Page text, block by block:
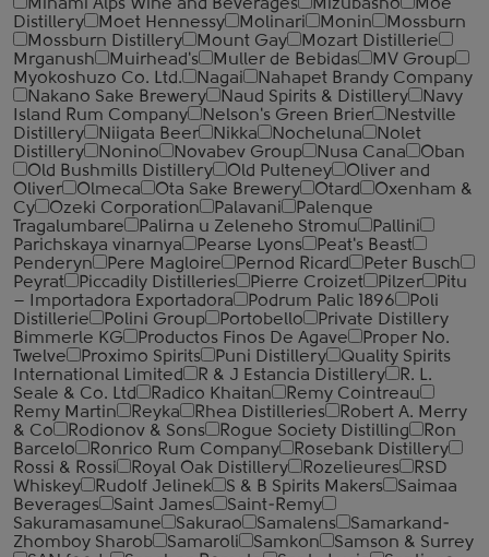
Minami Alps Wine and Beverages
Mizubasho
Moe
Distillery
Moet Hennessy Molinari Monin
Mossburn
Mossburn Distillery
Mount Gay
Mozart Distillerie
Mrganush
Muirhead's Muller de Bebidas
MV Group
Myokoshuzo Co. Ltd.
Nagai
Nahapet Brandy Company
Nakano Sake Brewery
Naud Spirits & Distillery
Navy
Island Rum Company
Nelson's Green Brier
Nestville
Distillery
Niigata Beer Nikka Nocheluna
Nolet
Distillery
Nonino Novabev Group Nusa Cana
Oban
Old Bushmills Distillery
Old Pulteney
Oliver and
Oliver
Olmeca Ota Sake Brewery Otard
Oxenham &
Cy
Ozeki Corporation Palavani
Palenque
Tragalumbare
Palirna u Zeleneho Stromu
Pallini
Parichskaya vinarnya
Pearse Lyons
Peat's Beast
Penderyn
Pere Magloire Pernod Ricard
Peter Busch
Peyrat
Piccadily Distilleries Pierre Croizet Pilzer
Pitu
– Importadora Exportadora
Podrum Palic 1896
Poli
Distillerie
Polini Group Portobello
Private Distillery
Bimmerle KG
Productos Finos De Agave
Proper No.
Twelve
Proximo Spirits Puni Distillery
Quality Spirits
International Limited
R & J Estancia Distillery
R. L.
Seale & Co. Ltd
Radico Khaitan
Remy Cointreau
Remy Martin
Reyka Rhea Distilleries
Robert A. Merry
& Co
Rodionov & Sons Rogue Society Distilling
Ron
Barcelo
Ronrico Rum Company
Rosebank Distillery
Rossi & Rossi
Royal Oak Distillery Rozelieures
RSD
Whiskey
Rudolf Jelinek S & B Spirits Makers
Saimaa
Beverages
Saint James
Saint-Remy
Sakuramasamune
Sakurao Samalens
Samarkand-
Zhomboy Sharob
Samaroli Samkon
Samson & Surrey